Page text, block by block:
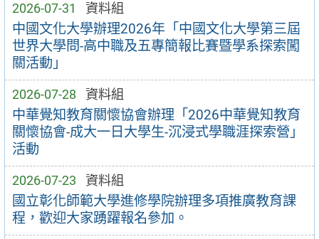
2026-07-31 資料組
中國文化大學辦理2026年「中國文化大學第三屆
世界大學問-高中職及五專簡報比賽暨學系探索闖
關活動」
2026-07-28 資料組
中華覺知教育關懷協會辦理「2026中華覺知教育
關懷協會-成大一日大學生-沉浸式學職涯探索營」
活動
2026-07-23 資料組
國立彰化師範大學進修學院辦理多項推廣教育課
程，歡迎大家踴躍報名參加。